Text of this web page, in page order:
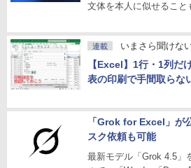
文体を本人に似せること
連載 いまさら聞けな
【Excel】1行・1列だ
表の印刷で手間取らな
「Grok for Excel」が
スク依頼も可能
最新モデル「Grok 4.5」